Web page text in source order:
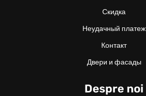
Скидка
Неудачный платеж
Контакт
Двери и фасады
Despre noi